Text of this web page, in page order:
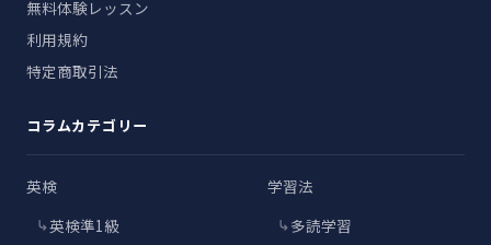
無料体験レッスン
利用規約
特定商取引法
コラムカテゴリー
英検
英検準1級
学習法
多読学習